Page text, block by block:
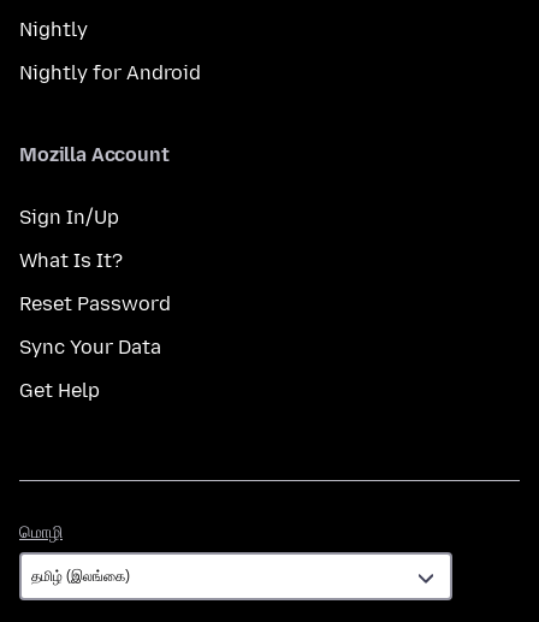
Nightly
Nightly for Android
Mozilla Account
Sign In/Up
What Is It?
Reset Password
Sync Your Data
Get Help
மொழி